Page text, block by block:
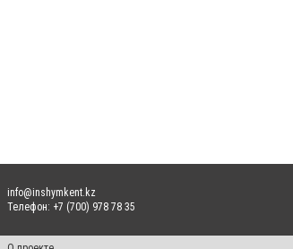
info@inshymkent.kz
Телефон: +7 (700) 978 78 35